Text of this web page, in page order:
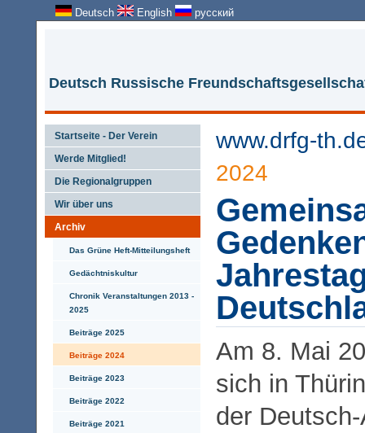
Deutsch English русский
Deutsch Russische
Startseite - Der Verein
Werde Mitglied!
Die Regionalgruppen
Wir über uns
Archiv
Das Grüne Heft-Mitteilungsheft
Gedächtniskultur
Chronik Veranstaltungen 2013 -
2025
Beiträge 2025
Beiträge 2024
Beiträge 2023
Beiträge 2022
Beiträge 2021
www.drfg-
2024
Am 8. Mai
sich in
der